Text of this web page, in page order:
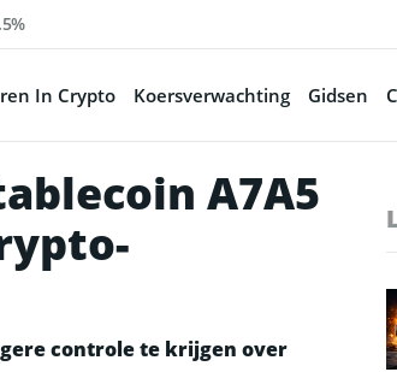
In Crypto Koersverwachting Gidsen
A7A5
controle te krijgen over